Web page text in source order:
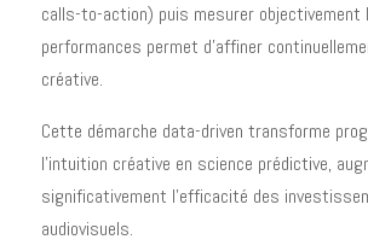
calls-to-action) puis mesurer objectivement
performances permet d'affiner
créative.
Cette démarche data-driven transforme
l'intuition créative en science prédictive,
significativement l'efficacité des
audiovisuels.